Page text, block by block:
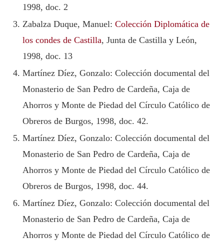
1998, doc. 2
Zabalza Duque, Manuel: Colección Diplomática de
los condes de Castilla, Junta de Castilla y León,
1998, doc. 13
Martínez Díez, Gonzalo: Colección documental del
Monasterio de San Pedro de Cardeña, Caja de
Ahorros y Monte de Piedad del Círculo Católico de
Obreros de Burgos, 1998, doc. 42.
Martínez Díez, Gonzalo: Colección documental del
Monasterio de San Pedro de Cardeña, Caja de
Ahorros y Monte de Piedad del Círculo Católico de
Obreros de Burgos, 1998, doc. 44.
Martínez Díez, Gonzalo: Colección documental del
Monasterio de San Pedro de Cardeña, Caja de
Ahorros y Monte de Piedad del Círculo Católico de